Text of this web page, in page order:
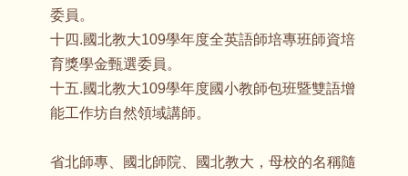
委員。
十四.國北教大109學年度全英語師培專班師資培
育獎學金甄選委員。
十五.國北教大109學年度國小教師包班暨雙語增
能工作坊自然領域講師。
省北師專、國北師院、國北教大，母校的名稱隨